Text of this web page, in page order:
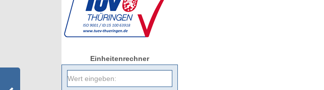
Einheitenrechner